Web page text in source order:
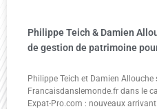
Philippe Teich & Damien
de gestion de patrimoine
Philippe Teich et Damien
Francaisdanslemonde.fr dans le
Expat-Pro.com : nouveaux